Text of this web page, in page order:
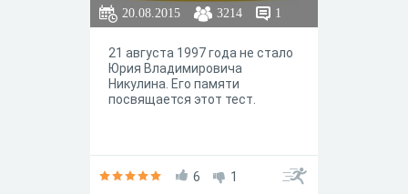
20.08.2015 3214 1
21 августа 1997 года не стало
Юрия Владимировича
Никулина. Его памяти
посвящается этот тест.
6 1